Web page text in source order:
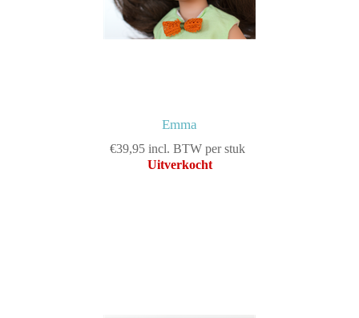
Emma
€39,95 incl. BTW per stuk
Uitverkocht